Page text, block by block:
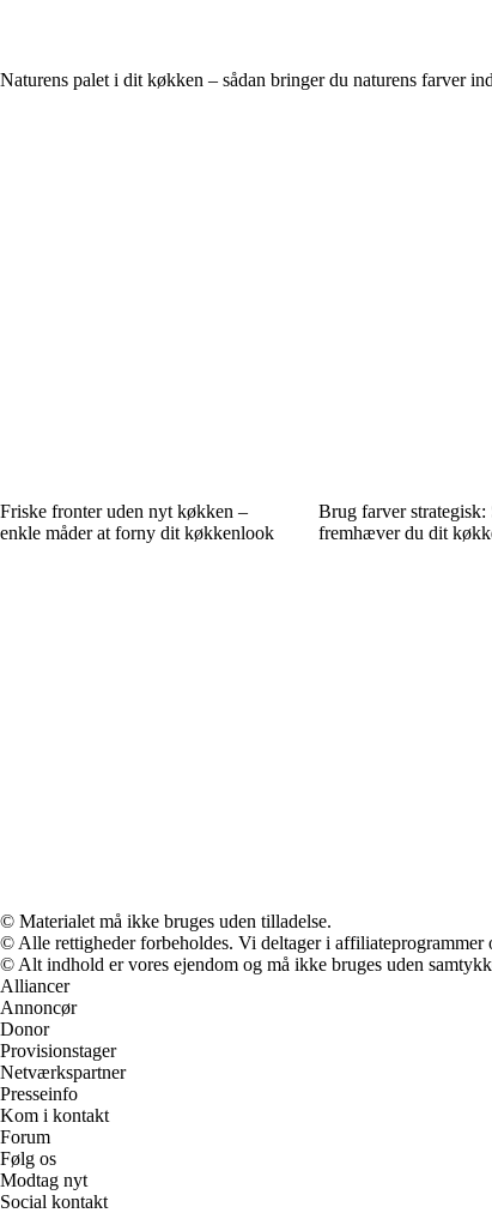
Naturens palet i dit køkken – sådan bringer du naturens farver
Friske fronter uden nyt køkken –
enkle måder at forny dit køkkenlook
Brug farver strategisk:
fremhæver du dit
© Materialet må ikke bruges uden tilladelse.
© Alle rettigheder forbeholdes. Vi deltager i
© Alt indhold er vores ejendom og må ikke bruges uden
Alliancer
Annoncør
Donor
Provisionstager
Netværkspartner
Presseinfo
Kom i kontakt
Forum
Følg os
Modtag nyt
Social kontakt